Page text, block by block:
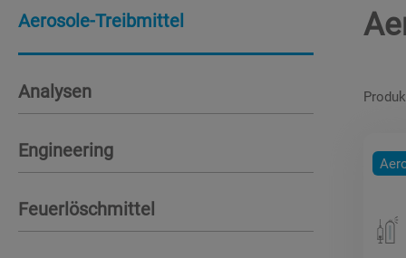
Aerosole-Treibmittel
Analysen
Engineering
Feuerlöschmittel